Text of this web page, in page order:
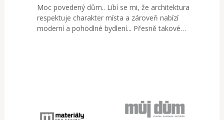
Moc povedený dům.. Líbí se mi, že architektura
respektuje charakter místa a zároveň nabízí
moderní a pohodlné bydlení... Přesně takové…